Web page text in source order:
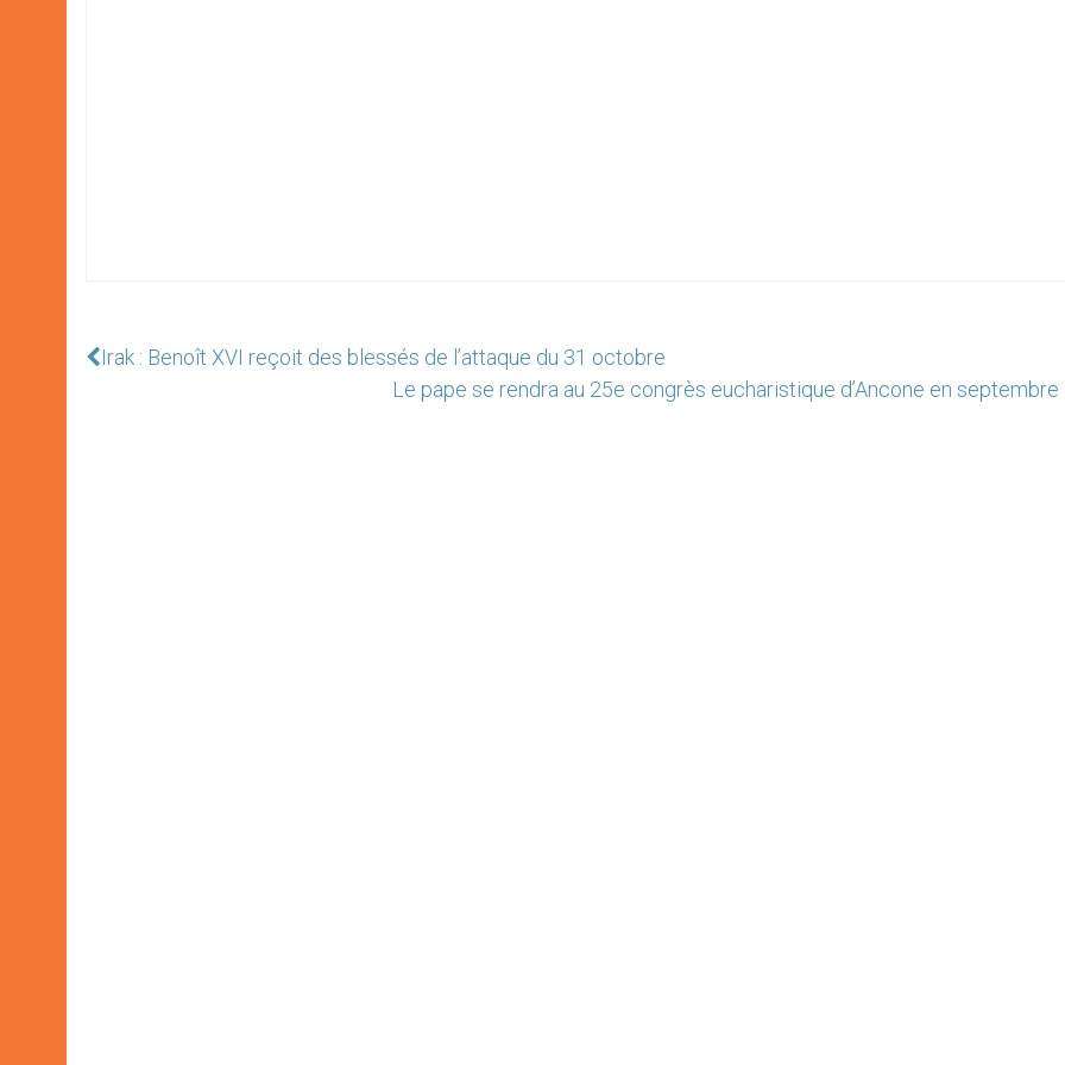
Irak : Benoît XVI reçoit des blessés de l’attaque du 31 octobre
Le pape se rendra au 25e congrès eucharistique d’Ancone en